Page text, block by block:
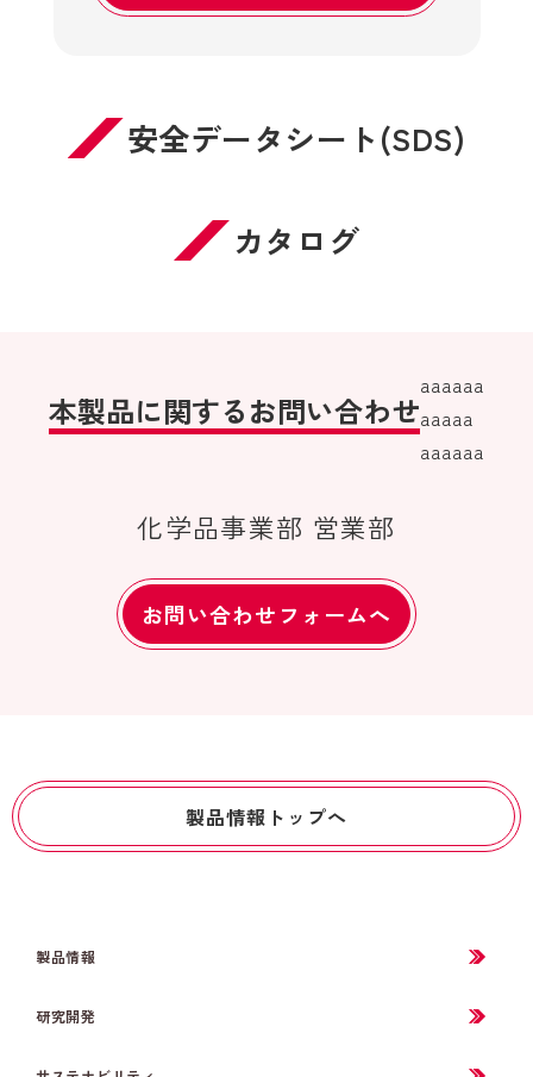
安全データシート(SDS)
カタログ
本製品に関するお問い合わせ
aaaaaa
aaaaa
aaaaaa
化学品事業部 営業部
お問い合わせフォームへ
製品情報トップへ
製品情報
研究開発